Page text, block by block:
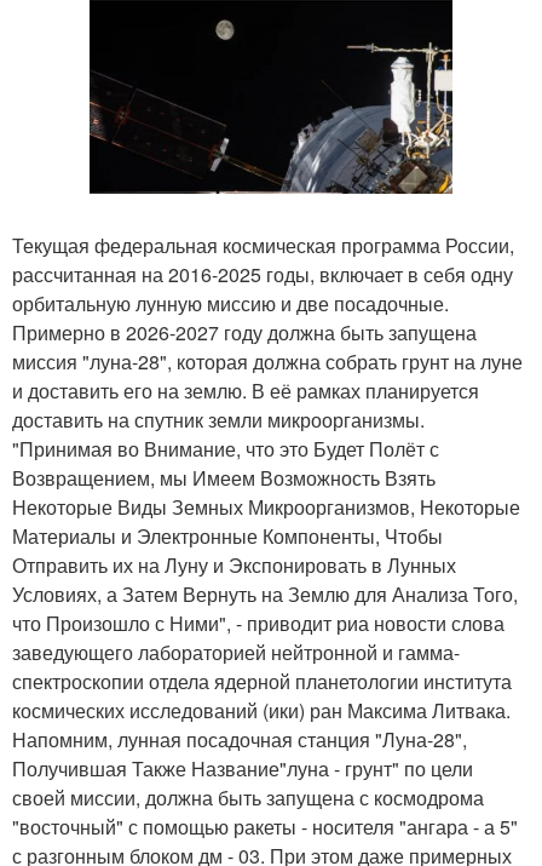
Текущая федеральная космическая программа России,
рассчитанная на 2016-2025 годы, включает в себя одну
орбитальную лунную миссию и две посадочные.
Примерно в 2026-2027 году должна быть запущена
миссия "луна-28", которая должна собрать грунт на луне
и доставить его на землю. В её рамках планируется
доставить на спутник земли микроорганизмы.
"Принимая во Внимание, что это Будет Полёт с
Возвращением, мы Имеем Возможность Взять
Некоторые Виды Земных Микроорганизмов, Некоторые
Материалы и Электронные Компоненты, Чтобы
Отправить их на Луну и Экспонировать в Лунных
Условиях, а Затем Вернуть на Землю для Анализа Того,
что Произошло с Ними", - приводит риа новости слова
заведующего лабораторией нейтронной и гамма-
спектроскопии отдела ядерной планетологии института
космических исследований (ики) ран Максима Литвака.
Напомним, лунная посадочная станция "Луна-28",
Получившая Также Название"луна - грунт" по цели
своей миссии, должна быть запущена с космодрома
"восточный" с помощью ракеты - носителя "ангара - а 5"
с разгонным блоком дм - 03. При этом даже примерных